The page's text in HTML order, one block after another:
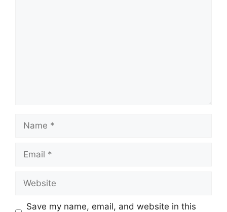
Save my name, email, and website in this